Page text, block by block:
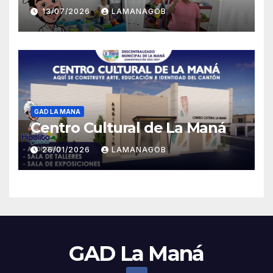
13/07/2026 LAMANAGOB
GAD LA MANA
Centro Cultural de La Maná
26/01/2026 LAMANAGOB
GAD La Maná